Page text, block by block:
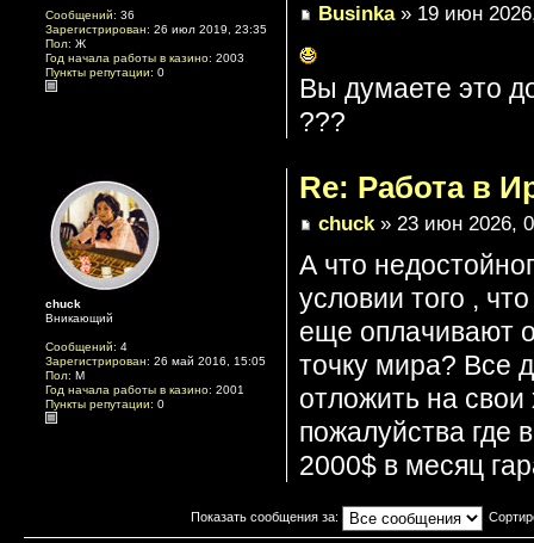
Businka» 19 июн
Вы думаете это
???
Сообщений: 36
Зарегистрирован: 26 июл 2019, 23:35
Пол: Ж
Год начала работы в казино: 2003
Пункты репутации: 0
Re: Работа в
chuck» 23 июн 2026,
А что
условии того ,
еще оплачивают
точку мира? Все
отложить на
пожалуйства где
2000$ в месяц
chuck
Вникающий
Сообщений: 4
Зарегистрирован: 26 май 2016, 15:05
Пол: M
Год начала работы в казино: 2001
Пункты репутации: 0
Показать сообщения за: